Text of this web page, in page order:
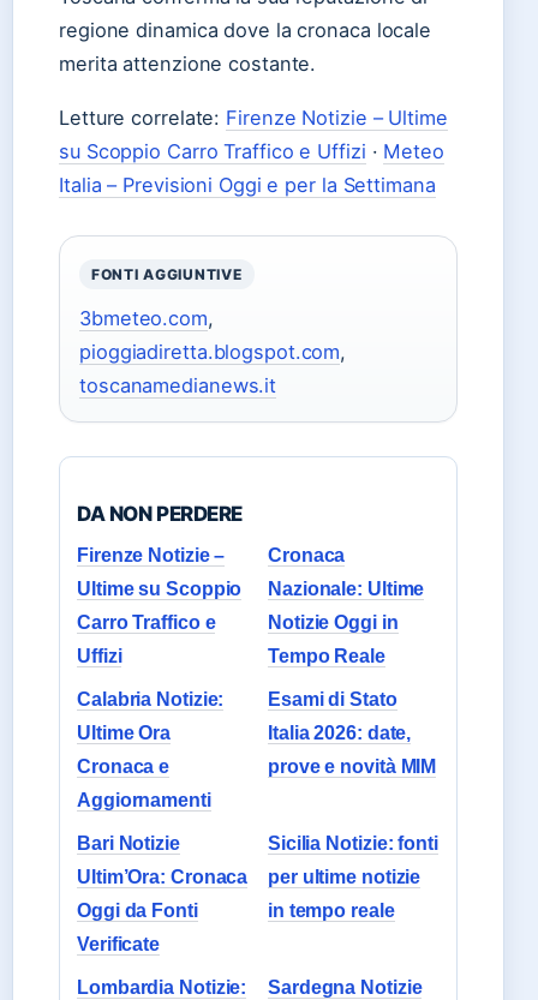
regione dinamica dove la cronaca locale
merita attenzione costante.
Letture correlate: Firenze Notizie – Ultime
su Scoppio Carro Traffico e Uffizi · Meteo
Italia – Previsioni Oggi e per la Settimana
FONTI AGGIUNTIVE
3bmeteo.com,
pioggiadiretta.blogspot.com,
toscanamedianews.it
DA NON PERDERE
Firenze Notizie –
Ultime su Scoppio
Carro Traffico e
Uffizi
Cronaca
Nazionale: Ultime
Notizie Oggi in
Tempo Reale
Calabria Notizie:
Ultime Ora
Cronaca e
Aggiornamenti
Esami di Stato
Italia 2026: date,
prove e novità MIM
Bari Notizie
Ultim’Ora: Cronaca
Oggi da Fonti
Verificate
Sicilia Notizie: fonti
per ultime notizie
in tempo reale
Lombardia Notizie:
Sardegna Notizie